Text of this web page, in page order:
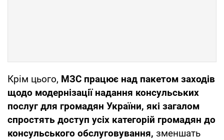
Крім цього, МЗС працює над пакетом заходів
щодо модернізації надання консульських
послуг для громадян України, які загалом
спростять доступ усіх категорій громадян до
консульського обслуговування, зменшать